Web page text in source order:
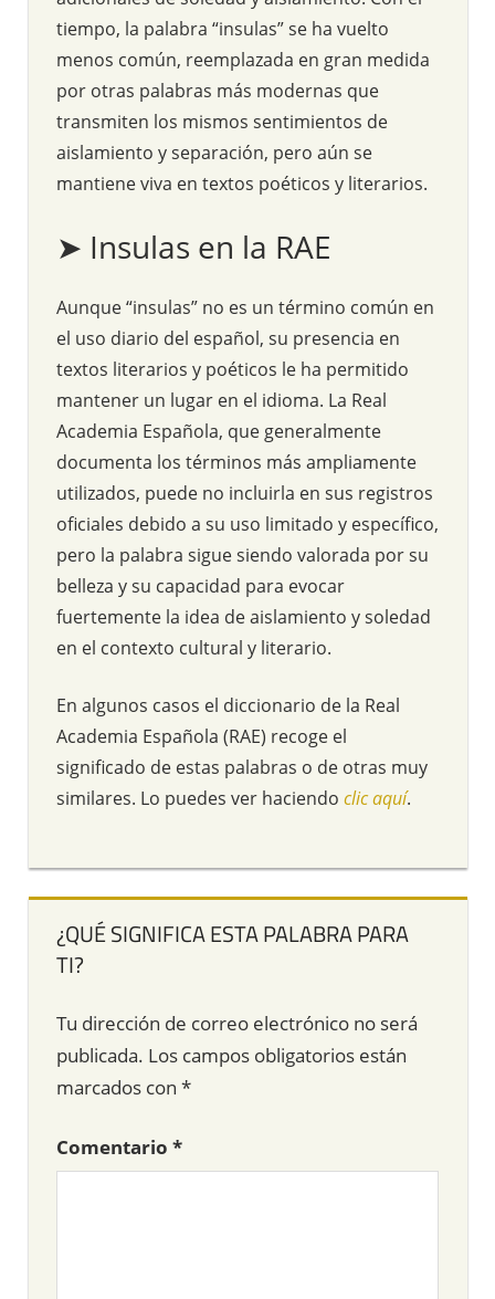
tiempo, la palabra “insulas” se ha vuelto
menos común, reemplazada en gran medida
por otras palabras más modernas que
transmiten los mismos sentimientos de
aislamiento y separación, pero aún se
mantiene viva en textos poéticos y literarios.
➤ Insulas en la RAE
Aunque “insulas” no es un término común en
el uso diario del español, su presencia en
textos literarios y poéticos le ha permitido
mantener un lugar en el idioma. La Real
Academia Española, que generalmente
documenta los términos más ampliamente
utilizados, puede no incluirla en sus registros
oficiales debido a su uso limitado y específico,
pero la palabra sigue siendo valorada por su
belleza y su capacidad para evocar
fuertemente la idea de aislamiento y soledad
en el contexto cultural y literario.
En algunos casos el diccionario de la Real
Academia Española (RAE) recoge el
significado de estas palabras o de otras muy
similares. Lo puedes ver haciendo clic aquí.
¿QUÉ SIGNIFICA ESTA PALABRA PARA
TI?
Tu dirección de correo electrónico no será
publicada. Los campos obligatorios están
marcados con *
Comentario *